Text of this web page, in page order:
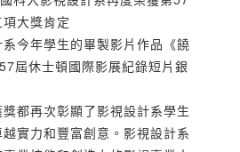
今年學生的畢製影片作品《饒
屆休士頓國際影展紀錄短片銀
都再次彰顯了影視設計系學生
實力和豐富創意。影視設計系